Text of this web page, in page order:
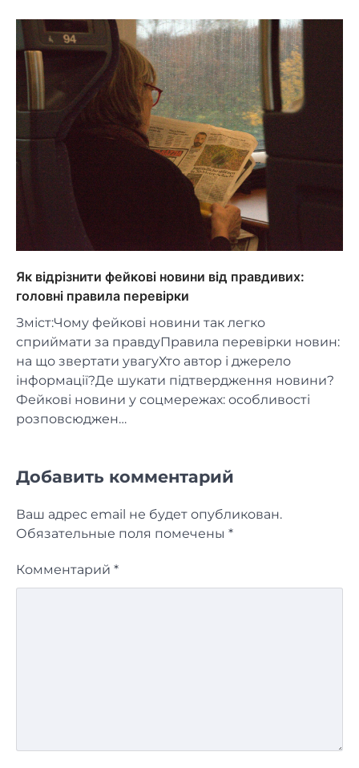
Як відрізнити фейкові новини від правдивих:
головні правила перевірки
Зміст:Чому фейкові новини так легко
сприймати за правдуПравила перевірки новин:
на що звертати увагуХто автор і джерело
інформації?Де шукати підтвердження новини?
Фейкові новини у соцмережах: особливості
розповсюджен…
Добавить комментарий
Ваш адрес email не будет опубликован.
Обязательные поля помечены *
Комментарий *